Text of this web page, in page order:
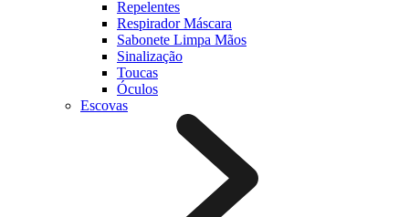
Repelentes
Respirador Máscara
Sabonete Limpa Mãos
Sinalização
Toucas
Óculos
Escovas